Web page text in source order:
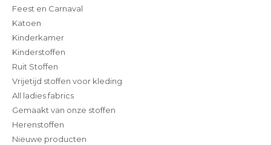
Feest en Carnaval
Katoen
Kinderkamer
Kinderstoffen
Ruit Stoffen
Vrijetijd stoffen voor kleding
All ladies fabrics
Gemaakt van onze stoffen
Herenstoffen
Nieuwe producten